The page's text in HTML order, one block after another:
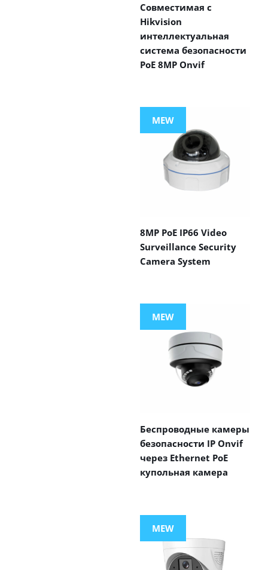
Совместимая с
Hikvision
интеллектуальная
система безопасности
PoE 8MP Onvif
MEW
8MP PoE IP66 Video
Surveillance Security
Camera System
MEW
Беспроводные камеры
безопасности IP Onvif
через Ethernet PoE
купольная камера
MEW